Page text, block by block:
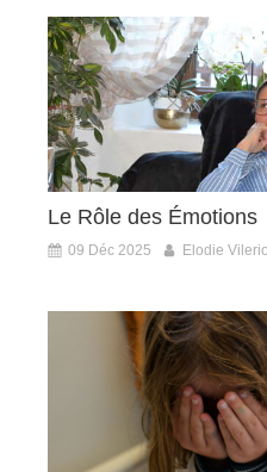
Le Rôle des Émotions
09 Déc 2025 Elodie Vilerio